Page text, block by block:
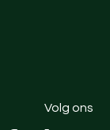
Volg ons